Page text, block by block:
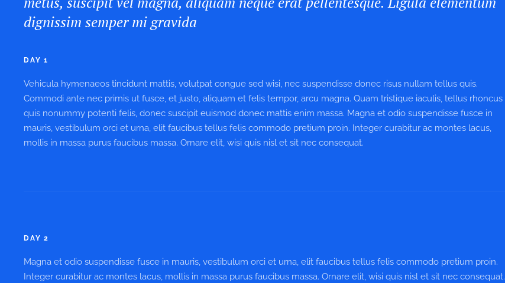
dignissim semper mi gravida
DAY 1
Vehicula hymenaeos tincidunt mattis, volutpat congue sed wisi, nec suspendisse donec risus nullam tellus quis.
Commodi ante nec primis ut fusce, et justo, aliquam et felis tempor, arcu magna. Quam tristique iaculis, tellus rhoncus
quis nonummy potenti felis, donec suscipit euismod donec mattis enim massa. Magna et odio suspendisse fusce in
mauris, vestibulum orci et urna, elit faucibus tellus felis commodo pretium proin. Integer curabitur ac montes lacus,
mollis in massa purus faucibus massa. Ornare elit, wisi quis nisl et sit nec consequat.
DAY 2
Magna et odio suspendisse fusce in mauris, vestibulum orci et urna, elit faucibus tellus felis commodo pretium proin.
Integer curabitur ac montes lacus, mollis in massa purus faucibus massa. Ornare elit, wisi quis nisl et sit nec consequat.